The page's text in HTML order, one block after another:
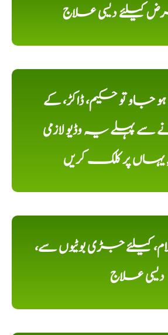
کیلئے دیسی علاج
تو حکیم، ڈاکڑ، کے
پہلے یہ وڈیو لازمی
پر کلک کریں
کیلئے جڑی بوٹیوں سے،
دیسی علاج